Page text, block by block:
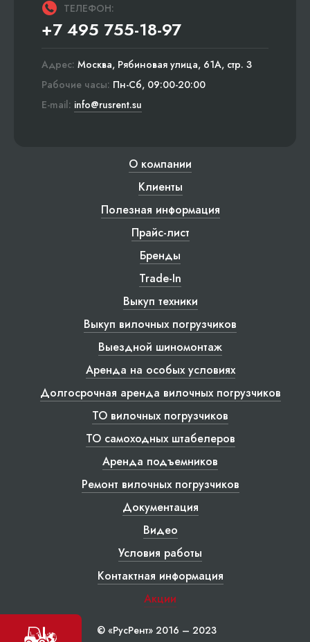
ТЕЛЕФОН:
+7 495 755-18-97
Адрес: Москва, Рябиновая улица, 61А, стр. 3
Рабочие часы: Пн-Сб, 09:00-20:00
E-mail: info@rusrent.su
О компании
Клиенты
Полезная информация
Прайс-лист
Бренды
Trade-In
Выкуп техники
Выкуп вилочных погрузчиков
Выездной шиномонтаж
Аренда на особых условиях
Долгосрочная аренда вилочных погрузчиков
ТО вилочных погрузчиков
ТО самоходных штабелеров
Аренда подъемников
Ремонт вилочных погрузчиков
Документация
Видео
Условия работы
Контактная информация
Акции
© «РусРент» 2016 – 2023